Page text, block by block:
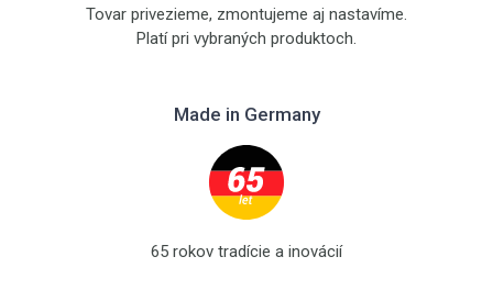
Tovar privezieme, zmontujeme aj nastavíme.
Platí pri vybraných produktoch.
Made in Germany
65 rokov tradície a inovácií